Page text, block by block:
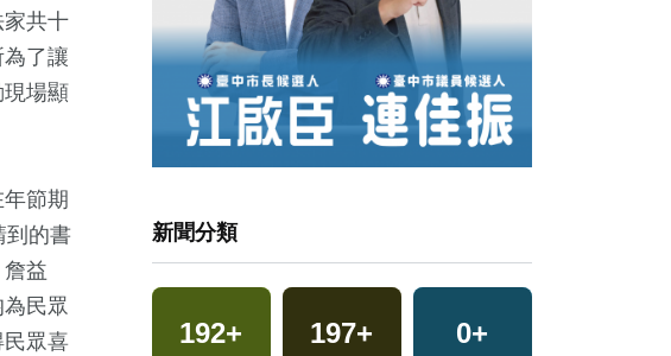
共十
了讓
場顯
節期
到的書
益
民眾
眾喜
新聞分類
192+ 197+ 0+